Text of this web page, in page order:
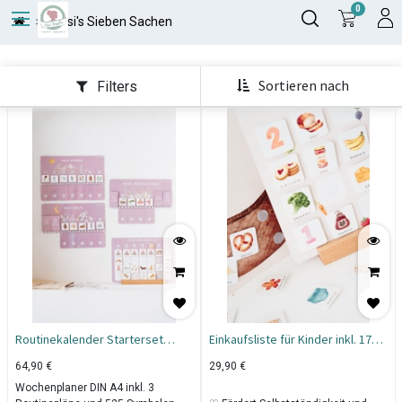
0
Susi's Sieben Sachen
Filters Sortieren nach
Routinekalender Starterset
"Wildblumen"
64,90 €
Wochenplaner DIN A4 inkl. 3
Einkaufsliste für Kinder inkl. 175
Symbole
29,90 €